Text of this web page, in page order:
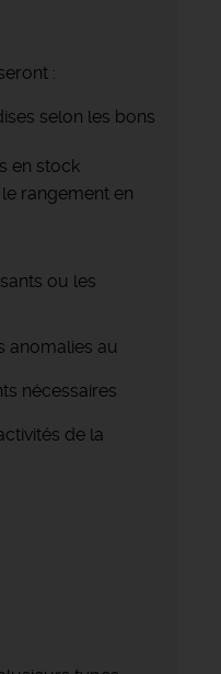
:
selon les bons
en stock
rangement en
ou les
anomalies au
nécessaires
de la